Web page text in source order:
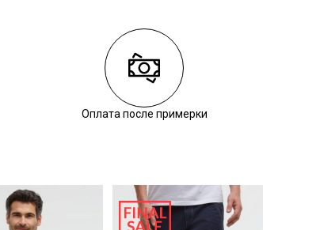
Оплата после примерки